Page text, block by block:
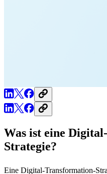
Was ist eine
Strategie?
Eine Digital-Transformation-